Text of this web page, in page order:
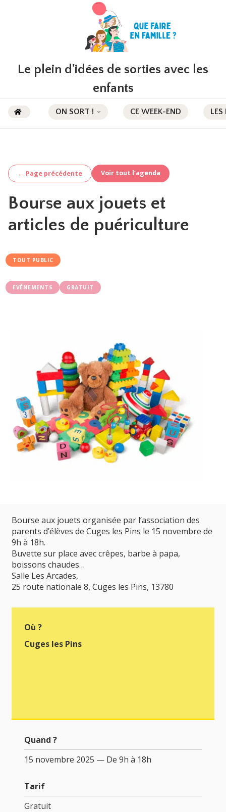
Le plein d'idées de sorties avec les
enfants
ON SORT ! CE WEEK-END LES
← Page précédente Voir tout l’agenda
Bourse aux jouets et
articles de puériculture
TOUT PUBLIC
EVÉNEMENTS GRATUIT
Bourse aux jouets organisée par l’association des
parents d’élèves de Cuges les Pins le 15 novembre de
9h à 18h.
Buvette sur place avec crêpes, barbe à papa,
boissons chaudes…
Salle Les Arcades,
25 route nationale 8, Cuges les Pins, 13780
Où ?
Cuges les Pins
Quand ?
15 novembre 2025 — De 9h à 18h
Tarif
Gratuit